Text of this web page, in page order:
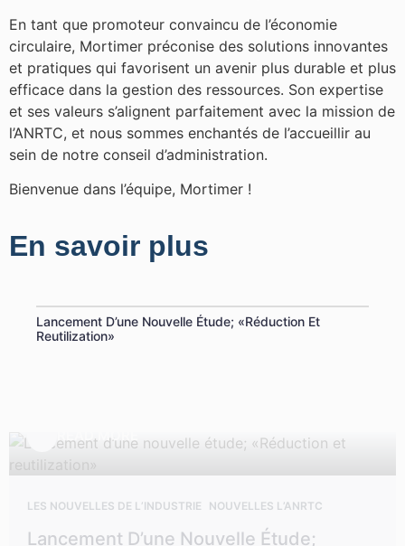
En tant que promoteur convaincu de l’économie
circulaire, Mortimer préconise des solutions innovantes
et pratiques qui favorisent un avenir plus durable et plus
efficace dans la gestion des ressources. Son expertise
et ses valeurs s’alignent parfaitement avec la mission de
l’ANRTC, et nous sommes enchantés de l’accueillir au
sein de notre conseil d’administration.
Bienvenue dans l’équipe, Mortimer !
En savoir plus
READ MORE
LES NOUVELLES DE L’INDUSTRIE NOUVELLES L’ANRTC
Lancement D’une Nouvelle Étude;
Lancement D’une Nouvelle Étude; «Réduction Et
Reutilization»